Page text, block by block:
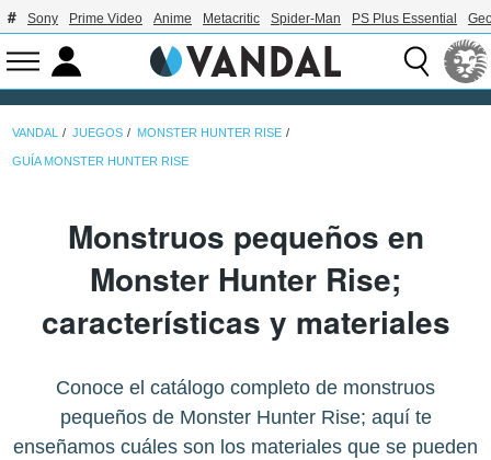
Sony Prime Video Anime Metacritic Spider-Man PS Plus Essential
VANDAL JUEGOS MONSTER HUNTER RISE
GUÍA MONSTER HUNTER RISE
Monstruos pequeños en
Monster Hunter Rise;
características y materiales
Conoce el catálogo completo de monstruos
pequeños de Monster Hunter Rise; aquí te
enseñamos cuáles son los materiales que se pueden